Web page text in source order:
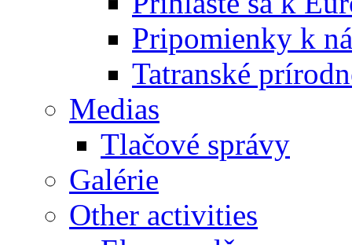
Pripomienky k
Tatranské
Medias
Tlačové správy
Galérie
Other activities